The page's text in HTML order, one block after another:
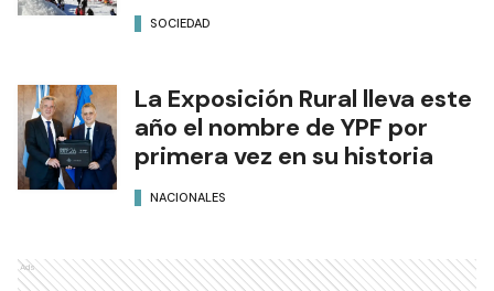
SOCIEDAD
La Exposición Rural lleva este
año el nombre de YPF por
primera vez en su historia
NACIONALES
Ads